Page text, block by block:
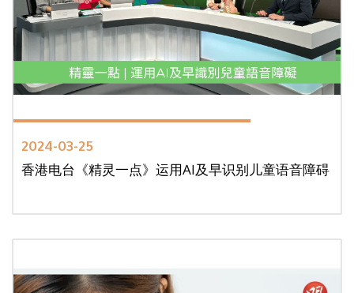
2024-03-25
香港电台《精灵一点》运用AI及早识别儿童语音障碍